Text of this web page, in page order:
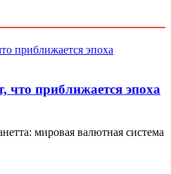
что приближается эпоха
мировая валютная система